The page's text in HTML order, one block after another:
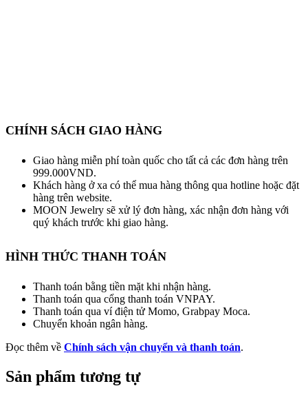
CHÍNH SÁCH GIAO HÀNG
Giao hàng miễn phí toàn quốc cho tất cả các đơn hàng trên
999.000VND.
Khách hàng ở xa có thể mua hàng thông qua hotline hoặc đặt
hàng trên website.
MOON Jewelry sẽ xử lý đơn hàng, xác nhận đơn hàng với
quý khách trước khi giao hàng.
HÌNH THỨC THANH TOÁN
Thanh toán bằng tiền mặt khi nhận hàng.
Thanh toán qua cổng thanh toán VNPAY.
Thanh toán qua ví điện tử Momo, Grabpay Moca.
Chuyển khoản ngân hàng.
Đọc thêm về Chính sách vận chuyển và thanh toán.
Sản phẩm tương tự